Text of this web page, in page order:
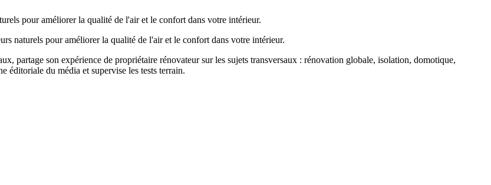
partage son expérience de propriétaire rénovateur sur les sujets transversaux : rénovation globale, isolation, domotique,
éditoriale du média et supervise les tests terrain.